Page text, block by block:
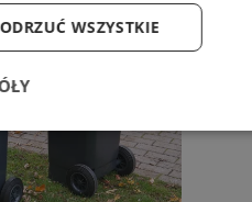
ODRZUĆ WSZYSTKIE
Wydajność